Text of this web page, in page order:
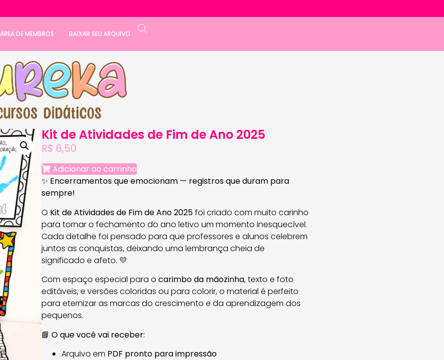
ÁREA DE MEMBROS BAIXAR SEU ARQUIVO
Kit de Atividades de Fim de Ano 2025
R$ 6,50
Adicionar ao carrinho
✨ Encerramentos que emocionam — registros que duram para
sempre!
O Kit de Atividades de Fim de Ano 2025foi criado com muito carinho
para tornar o fechamento do ano letivo um momento inesquecível.
Cada detalhe foi pensado para que professores e alunos celebrem
juntos as conquistas, deixando uma lembrança cheia de
significado e afeto. 💛
Com espaço especial para o carimbo da mãozinha, texto e foto
editáveis, e versões coloridas ou para colorir, o material é perfeito
para eternizar as marcas do crescimento e da aprendizagem dos
pequenos.
📘 O que você vai receber:
Arquivo em PDF pronto para impressão